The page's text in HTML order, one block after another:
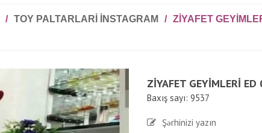
/ TOY PALTARLARI INSTAGRAM / ZIYAFET
ZIYAFET GEYIMLERI ED
Baxış sayı: 9537
Şərhinizi yazın